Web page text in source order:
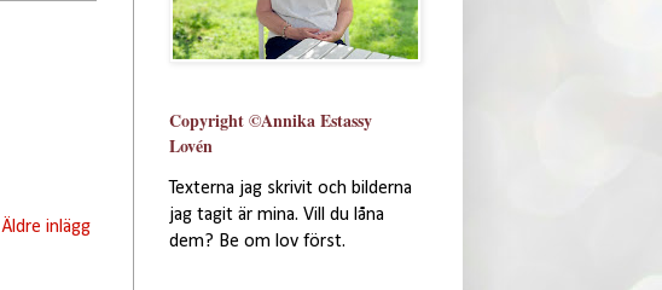
Äldre inlägg
Copyright ©Annika Estassy
Lovén
Texterna jag skrivit och bilderna
jag tagit är mina. Vill du låna
dem? Be om lov först.